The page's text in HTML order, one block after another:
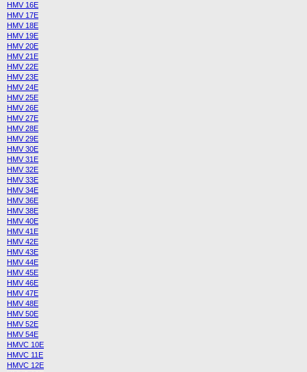
HMV 16E
HMV 17E
HMV 18E
HMV 19E
HMV 20E
HMV 21E
HMV 22E
HMV 23E
HMV 24E
HMV 25E
HMV 26E
HMV 27E
HMV 28E
HMV 29E
HMV 30E
HMV 31E
HMV 32E
HMV 33E
HMV 34E
HMV 36E
HMV 38E
HMV 40E
HMV 41E
HMV 42E
HMV 43E
HMV 44E
HMV 45E
HMV 46E
HMV 47E
HMV 48E
HMV 50E
HMV 52E
HMV 54E
HMVC 10E
HMVC 11E
HMVC 12E